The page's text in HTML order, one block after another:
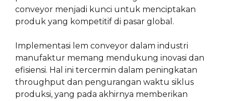
conveyor menjadi kunci untuk menciptakan
produk yang kompetitif di pasar global.
Implementasi lem conveyor dalam industri
manufaktur memang mendukung inovasi dan
efisiensi. Hal ini tercermin dalam peningkatan
throughput dan pengurangan waktu siklus
produksi, yang pada akhirnya memberikan